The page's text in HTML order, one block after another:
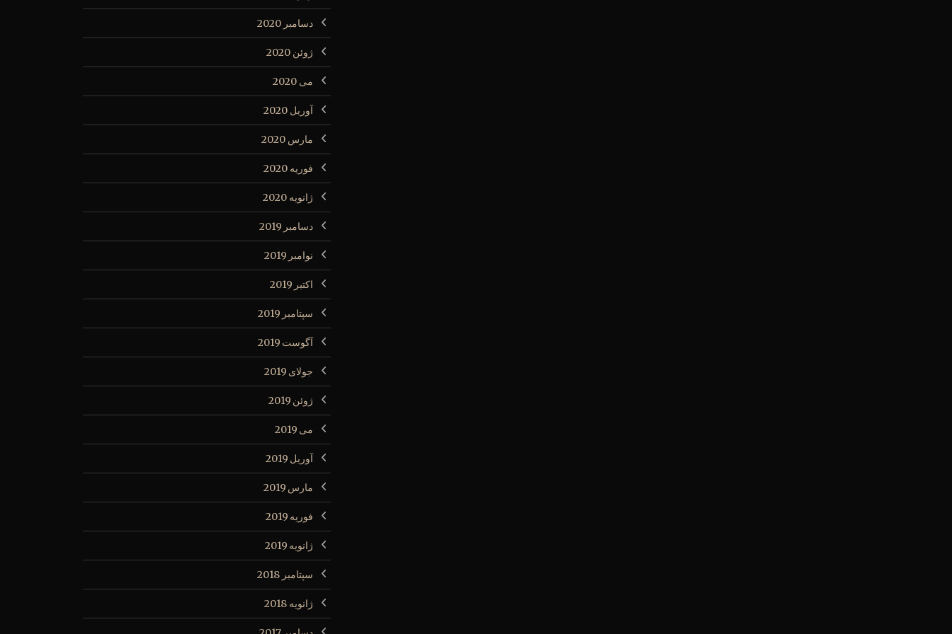
دسامبر 2020
ژوئن 2020
می 2020
آوریل 2020
مارس 2020
فوریه 2020
ژانویه 2020
دسامبر 2019
نوامبر 2019
اکتبر 2019
سپتامبر 2019
آگوست 2019
جولای 2019
ژوئن 2019
می 2019
آوریل 2019
مارس 2019
فوریه 2019
ژانویه 2019
سپتامبر 2018
ژانویه 2018